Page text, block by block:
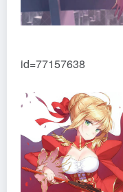
id=77157638